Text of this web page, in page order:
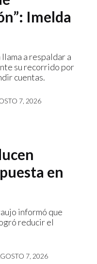
Imelda
a respaldar a
su recorrido por
cuentas.
7, 2026
en
informó que
reducir el
7, 2026